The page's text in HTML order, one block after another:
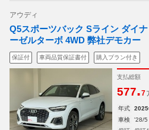
アウディ
Q5スポーツバック Sライン ダイ
ーゼルターボ 4WD 弊社デモカー
保証付 車両品質保証書付 購入プラン付き
支払総額
577.7
年式 2025
車検
'28/5